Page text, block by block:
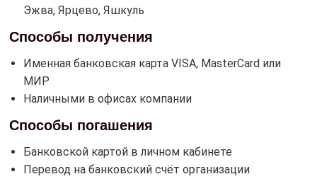
Эжва, Ярцево, Яшкуль
Способы получения
Именная банковская карта VISA, MasterCard или
МИР
Наличными в офисах компании
Способы погашения
Банковской картой в личном кабинете
Перевод на банковский счёт организации